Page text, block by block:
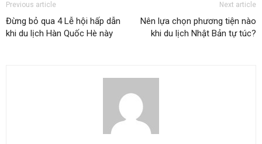
Previous article
Đừng bỏ qua 4 Lễ hội hấp dẫn
khi du lịch Hàn Quốc Hè này
Next article
Nên lựa chọn phương tiện nào
khi du lịch Nhật Bản tự túc?